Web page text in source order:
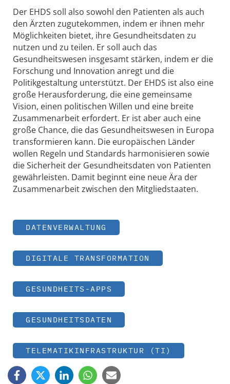
Der EHDS soll also sowohl den Patienten als auch
den Ärzten zugutekommen, indem er ihnen mehr
Möglichkeiten bietet, ihre Gesundheitsdaten zu
nutzen und zu teilen. Er soll auch das
Gesundheitswesen insgesamt stärken, indem er die
Forschung und Innovation anregt und die
Politikgestaltung unterstützt. Der EHDS ist also eine
große Herausforderung, die eine gemeinsame
Vision, einen politischen Willen und eine breite
Zusammenarbeit erfordert. Er ist aber auch eine
große Chance, die das Gesundheitswesen in Europa
transformieren kann. Die europäischen Länder
wollen Regeln und Standards harmonisieren sowie
die Sicherheit der Gesundheitsdaten von Patienten
gewährleisten. Damit beginnt eine neue Ära der
Zusammenarbeit zwischen den Mitgliedstaaten.
DATENVERWALTUNG
DIGITALE TRANSFORMATION
GESUNDHEITS-APPS
GESUNDHEITSDATEN
TELEMATIKINFRASTRUKTUR (TI)